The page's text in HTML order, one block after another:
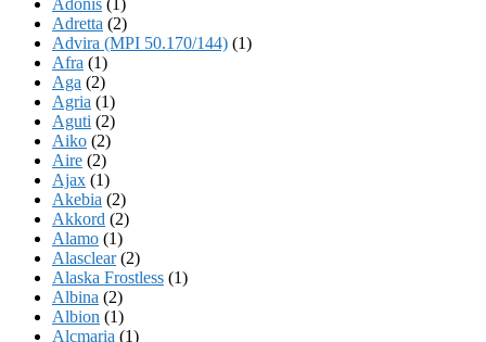
Adretta (2)
Advira (MPI 50.170/144) (1)
Afra (1)
Aga (2)
Agria (1)
Aguti (2)
Aiko (2)
Aire (2)
Ajax (1)
Akebia (2)
Akkord (2)
Alamo (1)
Alasclear(2)
Alaska Frostless (1)
Albina (2)
Albion (1)
Alcmaria (1)